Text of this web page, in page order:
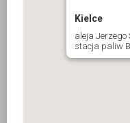
Kielce
aleja Jerzego
stacja paliw